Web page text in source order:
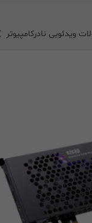
ویدئویی نادرکامپیوتر